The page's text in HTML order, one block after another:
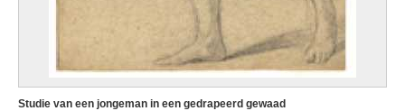
Studie van een jongeman in een gedrapeerd gewaad